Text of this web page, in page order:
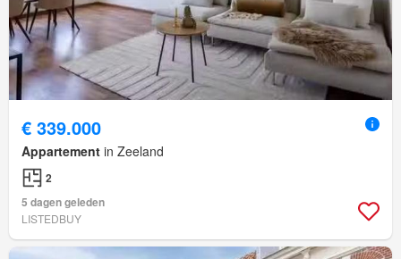
€ 339.000
Appartement in Zeeland
2
5 dagen geleden
LISTEDBUY